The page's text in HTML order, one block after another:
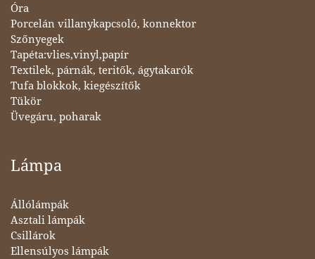
Óra
Porcelán villanykapcsoló, konnektor
Szőnyegek
Tapéta:vlies,vinyl,papír
Textilek, párnák, teritők, ágytakarók
Tufa blokkok, kiegészítők
Tükör
Üvegáru, poharak
Lámpa
Állólámpák
Asztali lámpák
Csillárok
Ellensúlyos lámpák